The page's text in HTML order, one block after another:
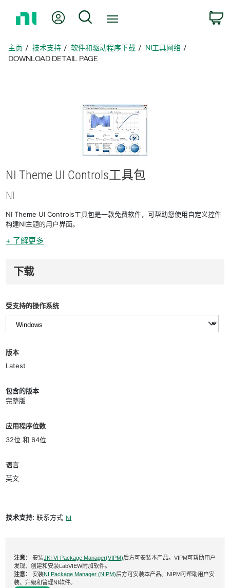
页
我的账户 搜索
主页 技术支持 软件和驱动程序下载
NI工具网络
DOWNLOAD DETAIL PAGE
NI Theme UI Controls工具包
NI
NI Theme UI Controls工具包是一款免费软件，可帮助您使用自定义控件
构建NI主题的用户界面。
+ 了解更多
下载
受支持的操作系统
版本
Latest
包含的版本
完整版
应用程序位数
32位 和 64位
语言
英文
技术支持: 联系方式 NI
注意：安装JKI VI Package Manager(VIPM)后方可安装本产品。VIPM可帮助用户
发现、创建和安装LabVIEW附加软件。
注意：安装NI Package Manager (NIPM)后方可安装本产品。NIPM可帮助用户安
装、升级和管理NI软件。